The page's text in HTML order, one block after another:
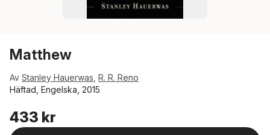
Matthew
Av Stanley Hauerwas R. R. Reno
Häftad, Engelska, 2015
433 kr